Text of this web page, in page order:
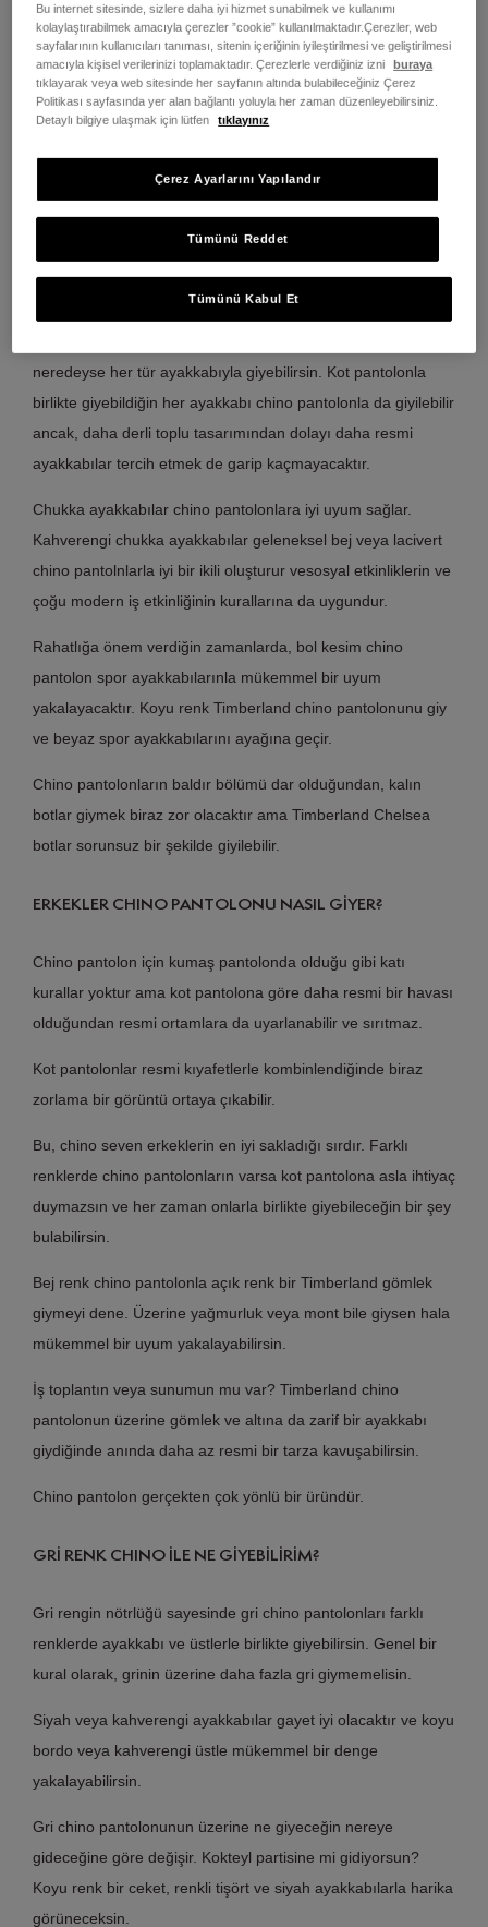
CHINO PANTOLONLARLA HANGİ AYAKKABILARI
GİYEBİLİRİM?
neredeyse her tür ayakkabıyla giyebilirsin. Kot pantolonla
birlikte giyebildiğin her ayakkabı chino pantolonla da giyilebilir
ancak, daha derli toplu tasarımından dolayı daha resmi
ayakkabılar tercih etmek de garip kaçmayacaktır.
Chukka ayakkabılar chino pantolonlara iyi uyum sağlar.
Kahverengi chukka ayakkabılar geleneksel bej veya lacivert
chino pantolnlarla iyi bir ikili oluşturur vesosyal etkinliklerin ve
çoğu modern iş etkinliğinin kurallarına da uygundur.
Rahatlığa önem verdiğin zamanlarda, bol kesim chino
pantolon spor ayakkabılarınla mükemmel bir uyum
yakalayacaktır. Koyu renk Timberland chino pantolonunu giy
ve beyaz spor ayakkabılarını ayağına geçir.
Chino pantolonların baldır bölümü dar olduğundan, kalın
botlar giymek biraz zor olacaktır ama Timberland Chelsea
botlar sorunsuz bir şekilde giyilebilir.
ERKEKLER CHINO PANTOLONU NASIL GİYER?
Chino pantolon için kumaş pantolonda olduğu gibi katı
kurallar yoktur ama kot pantolona göre daha resmi bir havası
olduğundan resmi ortamlara da uyarlanabilir ve sırıtmaz.
Kot pantolonlar resmi kıyafetlerle kombinlendiğinde biraz
zorlama bir görüntü ortaya çıkabilir.
Bu, chino seven erkeklerin en iyi sakladığı sırdır. Farklı
renklerde chino pantolonların varsa kot pantolona asla ihtiyaç
duymazsın ve her zaman onlarla birlikte giyebileceğin bir şey
bulabilirsin.
Bej renk chino pantolonla açık renk bir Timberland gömlek
giymeyi dene. Üzerine yağmurluk veya mont bile giysen hala
mükemmel bir uyum yakalayabilirsin.
İş toplantın veya sunumun mu var? Timberland chino
pantolonun üzerine gömlek ve altına da zarif bir ayakkabı
giydiğinde anında daha az resmi bir tarza kavuşabilirsin.
Chino pantolon gerçekten çok yönlü bir üründür.
GRİ RENK CHINO İLE NE GİYEBİLİRİM?
Gri rengin nötrlüğü sayesinde gri chino pantolonları farklı
renklerde ayakkabı ve üstlerle birlikte giyebilirsin. Genel bir
kural olarak, grinin üzerine daha fazla gri giymemelisin.
Siyah veya kahverengi ayakkabılar gayet iyi olacaktır ve koyu
bordo veya kahverengi üstle mükemmel bir denge
yakalayabilirsin.
Gri chino pantolonunun üzerine ne giyeceğin nereye
gideceğine göre değişir. Kokteyl partisine mi gidiyorsun?
Koyu renk bir ceket, renkli tişört ve siyah ayakkabılarla harika
görüneceksin.
Bu internet sitesinde, sizlere daha iyi hizmet sunabilmek ve kullanımı
kolaylaştırabilmek amacıyla çerezler ”cookie” kullanılmaktadır.Çerezler, web
sayfalarının kullanıcıları tanıması, sitenin içeriğinin iyileştirilmesi ve geliştirilmesi
amacıyla kişisel verilerinizi toplamaktadır. Çerezlerle verdiğiniz izni
buraya
tıklayarak veya web sitesinde her sayfanın altında bulabileceğiniz Çerez
Politikası sayfasında yer alan bağlantı yoluyla her zaman düzenleyebilirsiniz.
Detaylı bilgiye ulaşmak için lütfen
tıklayınız
Tümünü Reddet
Tümünü Kabul Et
Çerez Ayarlarını Yapılandır